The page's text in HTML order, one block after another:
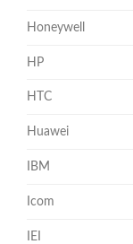
Honeywell
HP
HTC
Huawei
IBM
Icom
IEI